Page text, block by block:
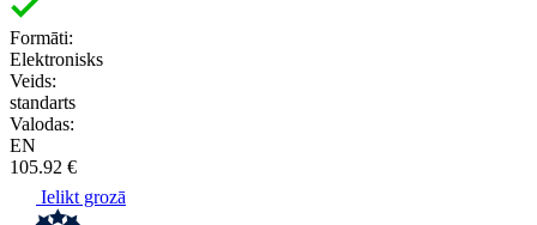
Formāti:
Elektronisks
Veids:
standarts
Valodas:
EN
105.92 €
Ielikt grozā